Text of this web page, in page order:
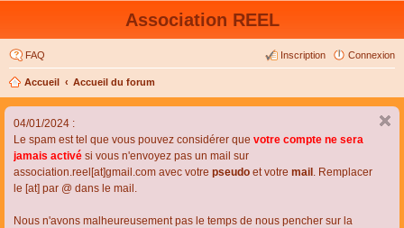
Association REEL
FAQ Connexion
Inscription
Accueil Accueil du forum
04/01/2024 :
Le spam est tel que vous pouvez considérer que votre compte ne sera
jamais activé si vous n'envoyez pas un mail sur
association.reel[at]gmail.com avec votre pseudo et votre mail . Remplacer
le [at] par @ dans le mail.
Nous n'avons malheureusement pas le temps de nous pencher sur la